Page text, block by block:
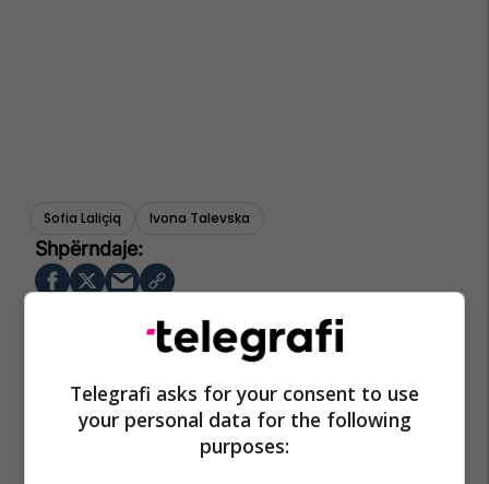
Sofia Laliçiq Ivona Talevska
Telegrafi asks for your consent to use
your personal data for the following
purposes: